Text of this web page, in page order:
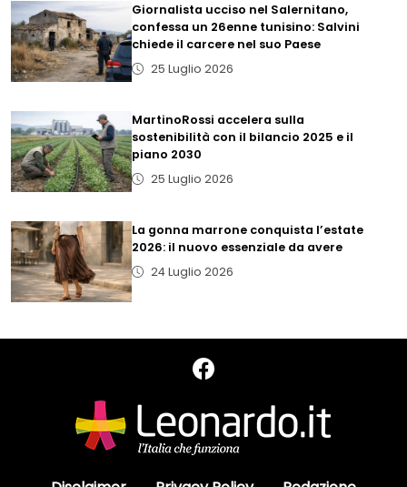
Giornalista ucciso nel Salernitano,
confessa un 26enne tunisino: Salvini
chiede il carcere nel suo Paese
25 Luglio 2026
MartinoRossi accelera sulla
sostenibilità con il bilancio 2025 e il
piano 2030
25 Luglio 2026
La gonna marrone conquista l’estate
2026: il nuovo essenziale da avere
24 Luglio 2026